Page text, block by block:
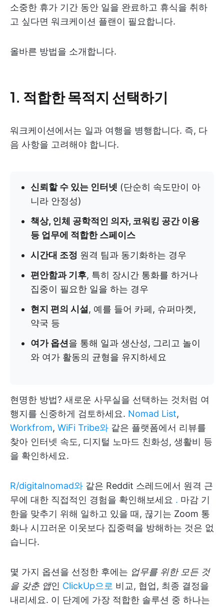
소중한 휴가 기간 동안 일을 완료하고 휴식을 취하
고 싶다면 워크케이션 플랜이 필요합니다.
올바른 방법을 소개합니다.
1. 적합한 목적지 선택하기
워크케이션에서는 일과 여행을 병행합니다. 즉, 다
음 사항을 고려해야 합니다.
신뢰할 수 있는 인터넷 (단순히 속도만이 아
니라 안정성)
책상, 인체 공학적인 의자, 코워킹 공간 이용
등 업무에 적합한 스페이스
시간대 조정 원격 팀과 동기화하는 경우
편안함과 기후, 특히 장시간 통화를 하거나
집중이 필요한 일을 하는 경우
현지 편의 시설 , 예를 들어 카페, 슈퍼마켓,
약국 등
여가 옵션 을 통해 일과 생산성, 그리고 놀이
와 여가 활동의 균형을 유지하세요
현명한 방법? 새로운 사무실을 선택하는 것처럼 여
행지를 신중하게 검토하세요. Nomad List,
Workfrom, WiFi Tribe와 같은 플랫폼에서 리뷰를
찾아 인터넷 속도, 디지털 노마드 친화성, 생활비 등
을 확인하세요.
R/digitalnomad와 같은 Reddit 스레드에서 원격 근
무에 대한 직접적인 경험을 확인해보세요 . 마감 기
한을 맞추기 위해 일하고 있을 때, 끊기는 Zoom 통
화나 시끄러운 이웃보다 집중력을 방해하는 것은 없
습니다.
몇 가지 옵션을 선정한 후에는 업무를 위한 모든 것
을 갖춘 앱인 ClickUp으로 비교, 협업, 최종 결정을
내리세요. 이 단계에 가장 적합한 솔루션 중 하나는